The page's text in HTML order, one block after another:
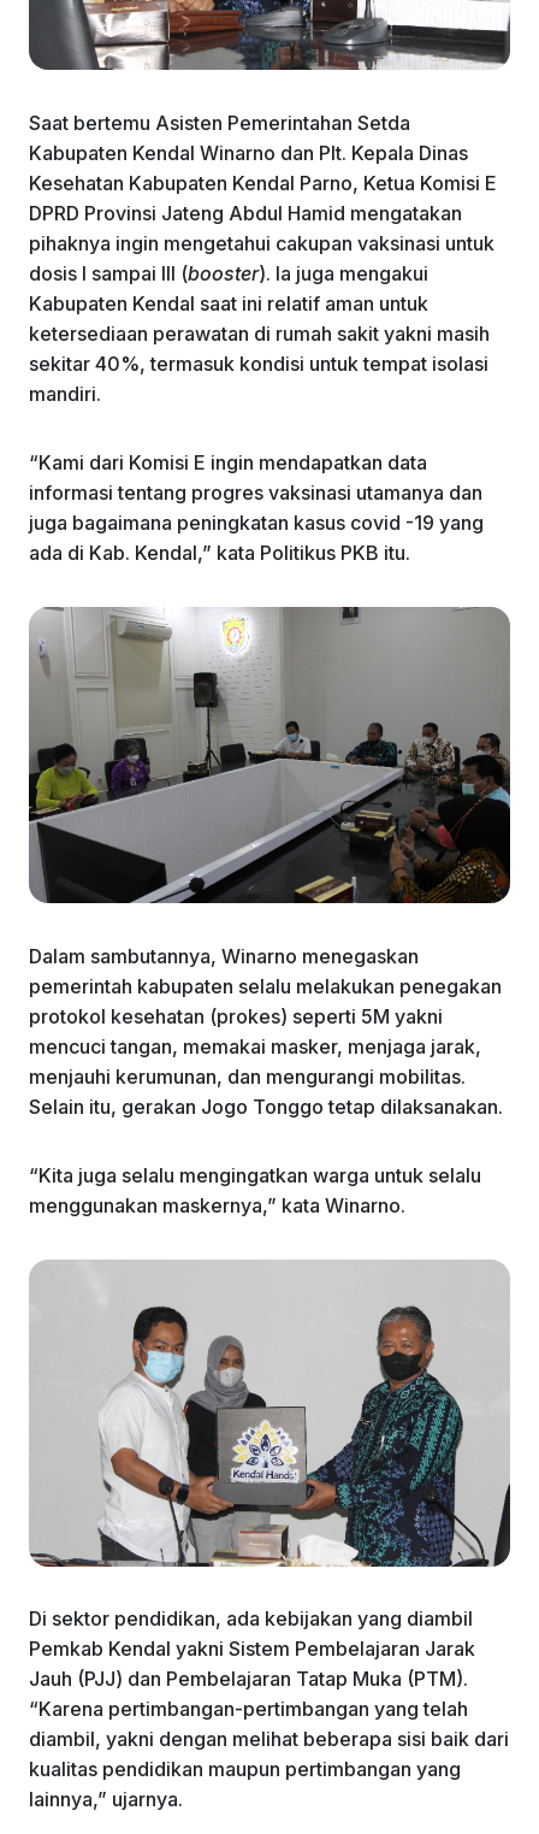
Saat bertemu Asisten Pemerintahan Setda
Kabupaten Kendal Winarno dan Plt. Kepala Dinas
Kesehatan Kabupaten Kendal Parno, Ketua Komisi E
DPRD Provinsi Jateng Abdul Hamid mengatakan
pihaknya ingin mengetahui cakupan vaksinasi untuk
dosis I sampai III (booster). Ia juga mengakui
Kabupaten Kendal saat ini relatif aman untuk
ketersediaan perawatan di rumah sakit yakni masih
sekitar 40%, termasuk kondisi untuk tempat isolasi
mandiri.
“Kami dari Komisi E ingin mendapatkan data
informasi tentang progres vaksinasi utamanya dan
juga bagaimana peningkatan kasus covid -19 yang
ada di Kab. Kendal,” kata Politikus PKB itu.
Dalam sambutannya, Winarno menegaskan
pemerintah kabupaten selalu melakukan penegakan
protokol kesehatan (prokes) seperti 5M yakni
mencuci tangan, memakai masker, menjaga jarak,
menjauhi kerumunan, dan mengurangi mobilitas.
Selain itu, gerakan Jogo Tonggo tetap dilaksanakan.
“Kita juga selalu mengingatkan warga untuk selalu
menggunakan maskernya,” kata Winarno.
Di sektor pendidikan, ada kebijakan yang diambil
Pemkab Kendal yakni Sistem Pembelajaran Jarak
Jauh (PJJ) dan Pembelajaran Tatap Muka (PTM).
“Karena pertimbangan-pertimbangan yang telah
diambil, yakni dengan melihat beberapa sisi baik dari
kualitas pendidikan maupun pertimbangan yang
lainnya,” ujarnya.